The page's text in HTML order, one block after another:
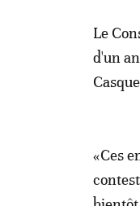
Le
d'un
«Ces